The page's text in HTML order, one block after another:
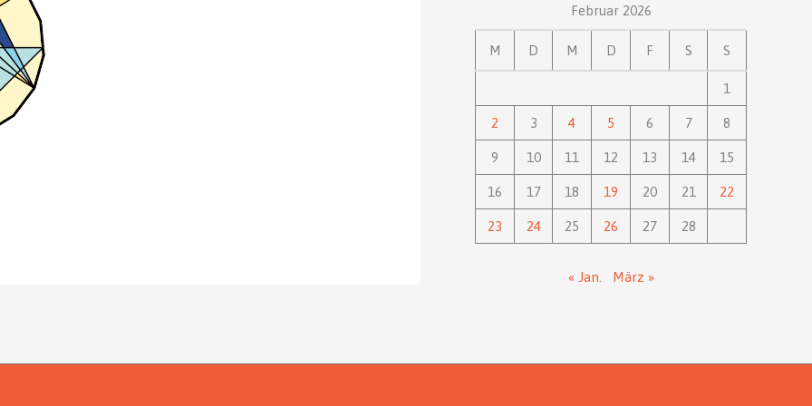
Februar 2026
M D M D F S S
1
2 3 4 5 6 7 8
9 10 11 12 13 14 15
16 17 18 19 20 21 22
23 24 25 26 27 28
« Jan. März »